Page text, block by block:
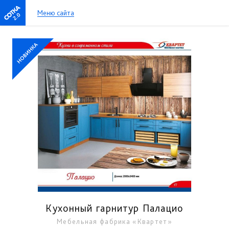
2.0 Меню сайта
Кухонный гарнитур Палацио
Мебельная фабрика «Квартет»